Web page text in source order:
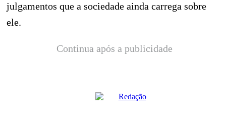
julgamentos que a sociedade ainda carrega sobre
ele.
Continua após a publicidade